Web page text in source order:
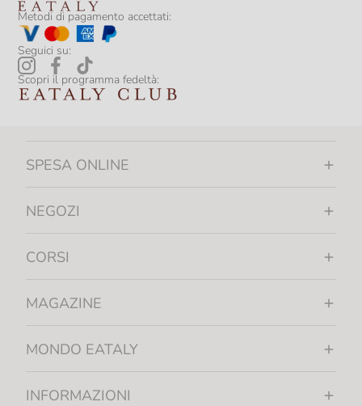
Metodi di pagamento accettati:
Seguici su:
Scopri il programma fedeltà:
SPESA ONLINE
NEGOZI
CORSI
MAGAZINE
MONDO EATALY
INFORMAZIONI